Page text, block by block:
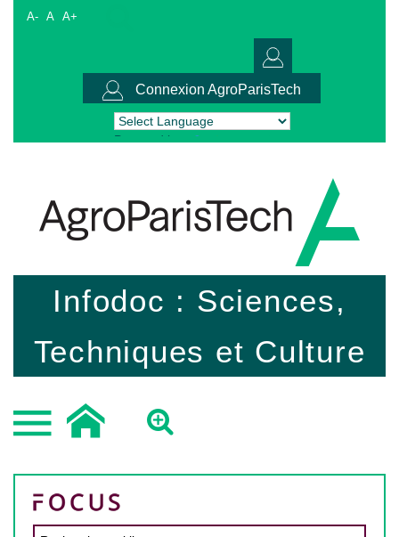
A- A A+
Connexion AgroParisTech
Powered by Translate
Infodoc : Sciences,
Techniques et Culture